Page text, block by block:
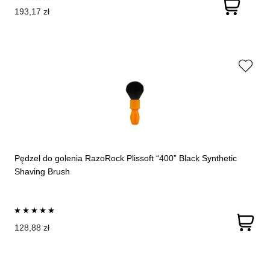
193,17 zł
Pędzel do golenia RazoRock Plissoft “400” Black Synthetic
Shaving Brush
128,88 zł